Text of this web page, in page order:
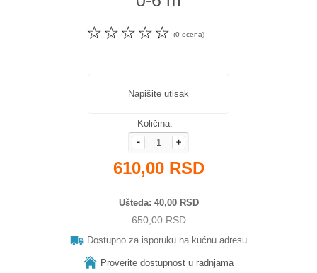
☆
☆
☆
☆
☆ (0 ocena)
Napišite utisak
Količina:
610,00 RSD
Ušteda 40,00 RSD
650,00 RSD
Dostupno za isporuku na kućnu adresu
Proverite dostupnost u radnjama